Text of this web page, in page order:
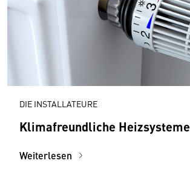
DIE INSTALLATEURE
Klimafreundliche Heizsysteme
Weiterlesen